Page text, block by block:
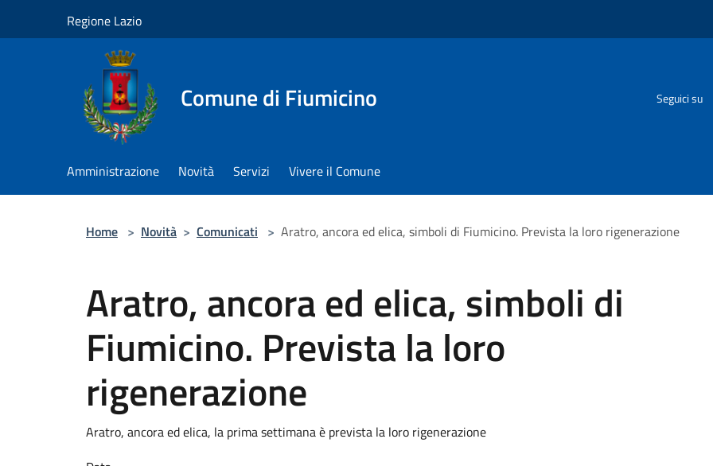
Regione Lazio
Comune di Fiumicino Seguici su
Amministrazione Novità Servizi Vivere il Comune
Home > Novità > Comunicati > Aratro, ancora ed elica, simboli di Fiumicino. Prevista la loro rigenerazione
Aratro, ancora ed elica, simboli di
Fiumicino. Prevista la loro
rigenerazione
Aratro, ancora ed elica, la prima settimana è prevista la loro rigenerazione